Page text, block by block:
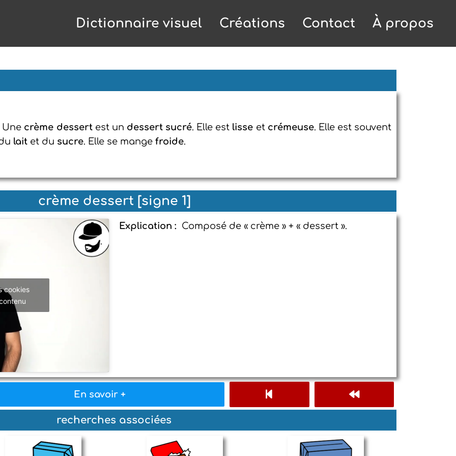
Dictionnaire visuel Créations Contact À propos
Une crème dessertest un dessert sucré. Elle est lisse et crémeuse. Elle est souvent
lait et du sucre. Elle se mange froide.
crème dessert [signe 1]
cookies
Explication : Composé de « crème » + « dessert ».
En savoir +
recherches associées